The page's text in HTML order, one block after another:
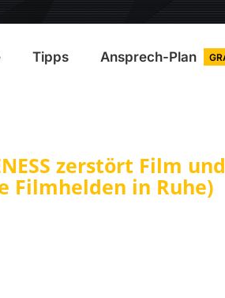
Tipps Ansprech-Plan
zerstört Film
Filmhelden in Ruhe)